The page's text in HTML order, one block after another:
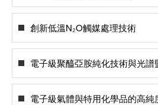
創新低溫N₂O觸媒處理技術
電子級聚醯亞胺純化技術與光
電子級氣體與特用化學品的高純